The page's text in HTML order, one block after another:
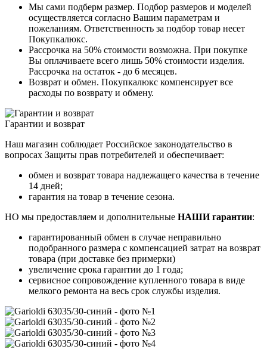
Мы сами подберм размер. Подбор размеров и моделей
осуществляется согласно Вашим параметрам и
пожеланиям. Ответственность за подбор товар несет
Покупкалюкс.
Рассрочка на 50% стоимости возможна. При покупке
Вы оплачиваете всего лишь 50% стоимости изделия.
Рассрочка на остаток - до 6 месяцев.
Возврат и обмен. Покупкалюкс компенсирует все
расходы по возврату и обмену.
Гарантии и возврат
Наш магазин соблюдает Российское законодательство в
вопросах Защиты прав потребителей и обеспечивает:
обмен и возврат товара надлежащего качества в течение
14 дней;
гарантия на товар в течение сезона.
НО мы предоставляем и дополнительные НАШИ гарантии:
гарантированный обмен в случае неправильно
подобранного размера с компенсацией затрат на возврат
товара (при доставке без примерки)
увеличение срока гарантии до 1 года;
сервисное сопровождение купленного товара в виде
мелкого ремонта на весь срок службы изделия.